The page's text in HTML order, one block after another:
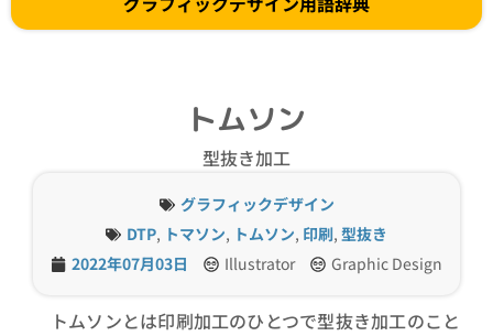
トムソン
型抜き加工
グラフィックデザイン
DTP, トマソン, トムソン, 印刷, 型抜き
2022年07月03日
Illustrator Graphic Design
トムソンとは印刷加工のひとつで型抜き加工のこと